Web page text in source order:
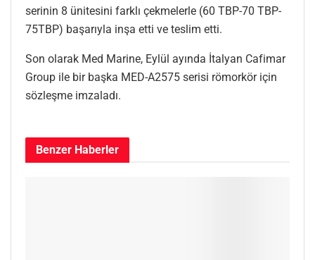
serinin 8 ünitesini farklı çekmelerle (60 TBP-70 TBP-
75TBP) başarıyla inşa etti ve teslim etti.
Son olarak Med Marine, Eylül ayında İtalyan Cafimar
Group ile bir başka MED-A2575 serisi römorkör için
sözleşme imzaladı.
Benzer Haberler